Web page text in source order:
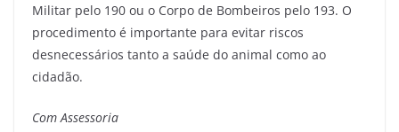
Militar pelo 190 ou o Corpo de Bombeiros pelo 193. O
procedimento é importante para evitar riscos
desnecessários tanto a saúde do animal como ao
cidadão.
Com Assessoria